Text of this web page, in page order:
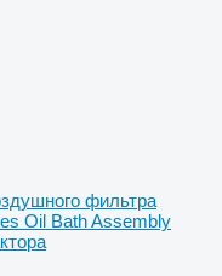
фильтра
Oil Bath Assembly